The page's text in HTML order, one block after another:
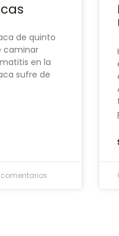
de quinto
caminar
en la
sufre de
comentarios